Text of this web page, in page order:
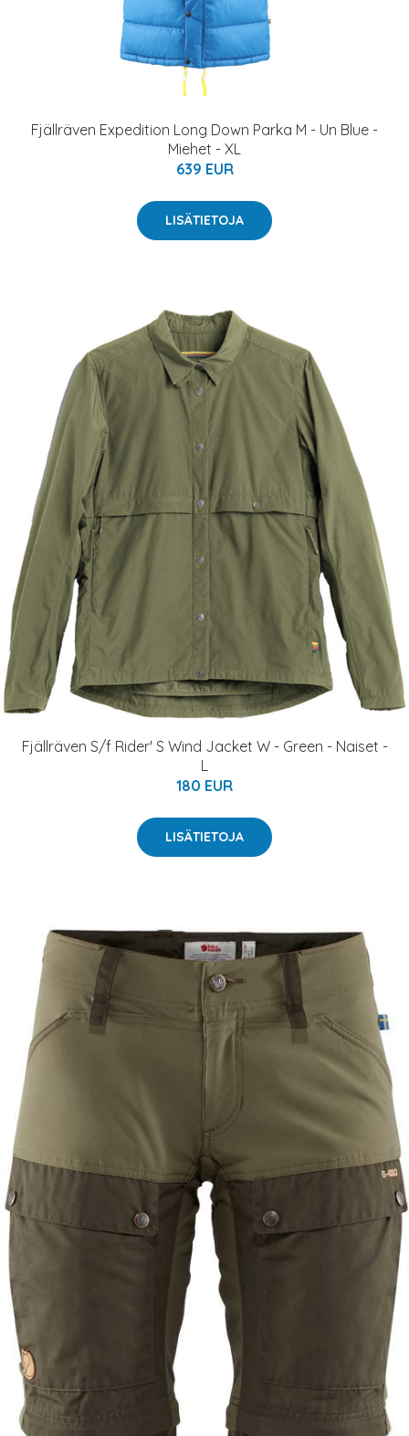
Fjällräven Expedition Long Down Parka M - Un Blue -
Miehet - XL
639 EUR
LISÄTIETOJA
Fjällräven S/f Rider' S Wind Jacket W - Green - Naiset -
L
180 EUR
LISÄTIETOJA